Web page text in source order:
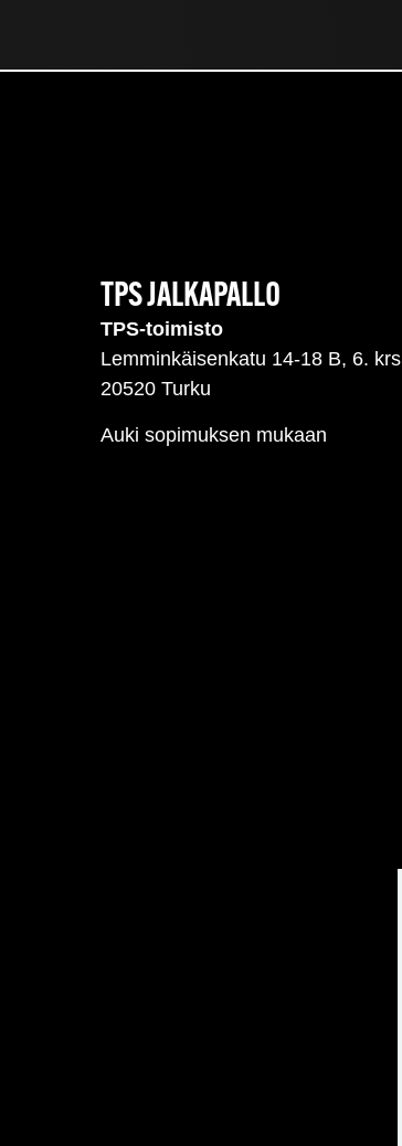
TPS JALKAPALLO
TPS-toimisto
Lemminkäisenkatu 14-18 B, 6. krs
20520 Turku
Auki sopimuksen mukaan